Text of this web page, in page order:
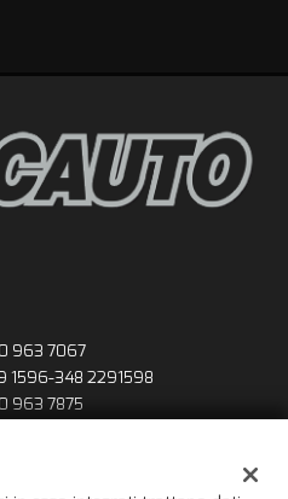
963 7067
1596-348 2291598
963 7875